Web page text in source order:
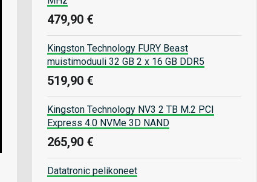
479,90 €
Kingston Technology FURY Beast
muistimoduuli 32 GB 2 x 16 GB DDR5
519,90 €
Kingston Technology NV3 2 TB M.2 PCI
Express 4.0 NVMe 3D NAND
265,90 €
Datatronic pelikoneet